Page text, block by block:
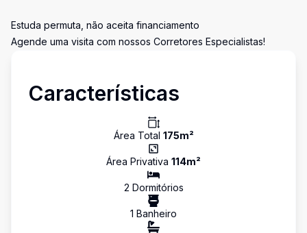
Estuda permuta, não aceita financiamento
Agende uma visita com nossos Corretores Especialistas!
Características
Área Total 175m²
Área Privativa 114m²
2 Dormitórios
1 Banheiro